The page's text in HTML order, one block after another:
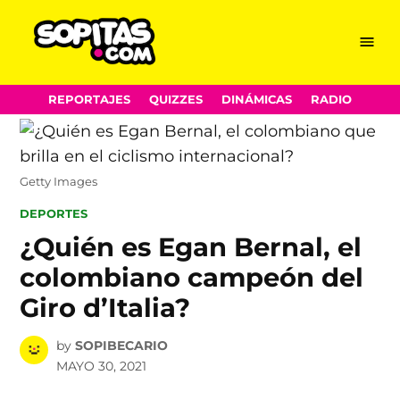
Skip
to
content
Menu
REPORTAJES QUIZZES DINÁMICAS RADIO
Getty Images
POSTED
DEPORTES
¿Quién es Egan Bernal, el
colombiano campeón del
Giro d’Italia?
by SOPIBECARIO
MAYO 30, 2021